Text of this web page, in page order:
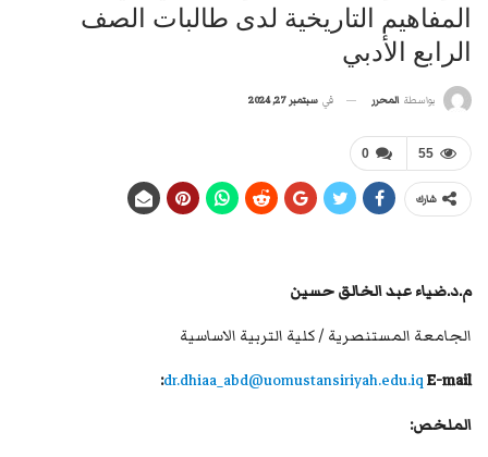
المفاهيم التاريخية لدى طالبات الصف
الرابع الأدبي
بواسطة المحرر في سبتمبر 27, 2024
0 55
شارك
م.د.ضياء عبد الخالق حسين
الجامعة المستنصرية / كلية التربية الاساسية
dr.dhiaa_abd@uomustansiriyah.edu.iqE-mail:
الملخص: